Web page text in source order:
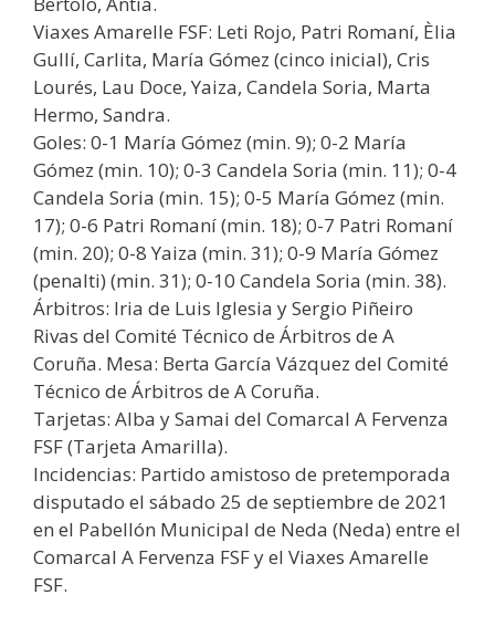
Viaxes Amarelle FSF: Leti Rojo, Patri Romaní, Èlia
Gullí, Carlita, María Gómez (cinco inicial), Cris
Lourés, Lau Doce, Yaiza, Candela Soria, Marta
Hermo, Sandra.
Goles: 0-1 María Gómez (min. 9); 0-2 María
Gómez (min. 10); 0-3 Candela Soria (min. 11); 0-4
Candela Soria (min. 15); 0-5 María Gómez (min.
17); 0-6 Patri Romaní (min. 18); 0-7 Patri Romaní
(min. 20); 0-8 Yaiza (min. 31); 0-9 María Gómez
(penalti) (min. 31); 0-10 Candela Soria (min. 38).
Árbitros: Iria de Luis Iglesia y Sergio Piñeiro
Rivas del Comité Técnico de Árbitros de A
Coruña. Mesa: Berta García Vázquez del Comité
Técnico de Árbitros de A Coruña.
Tarjetas: Alba y Samai del Comarcal A Fervenza
FSF (Tarjeta Amarilla).
Incidencias: Partido amistoso de pretemporada
disputado el sábado 25 de septiembre de 2021
en el Pabellón Municipal de Neda (Neda) entre el
Comarcal A Fervenza FSF y el Viaxes Amarelle
FSF.